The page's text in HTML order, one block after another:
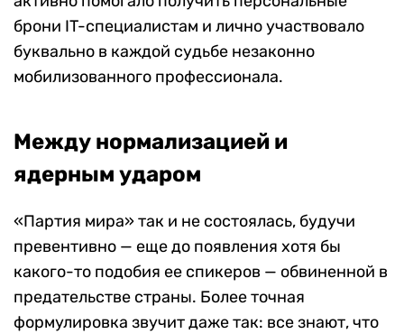
брони IT-специалистам и лично участвовало
буквально в каждой судьбе незаконно
мобилизованного профессионала.
Между нормализацией и
ядерным ударом
«Партия мира» так и не состоялась, будучи
превентивно — еще до появления хотя бы
какого-то подобия ее спикеров — обвиненной в
предательстве страны. Более точная
формулировка звучит даже так: все знают, что